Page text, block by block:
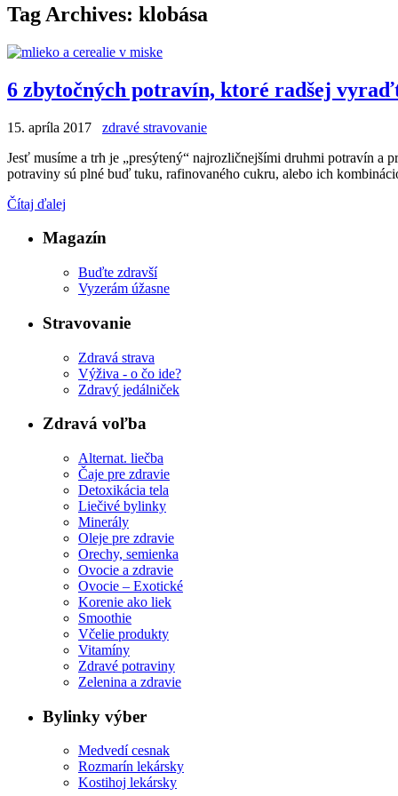
Tag Archives: klobása
6 zbytočných potravín, ktoré radšej
15. apríla 2017
zdravé stravovanie
Jesť musíme a trh je „presýtený“ najrozličnejšími druhmi potravín a
potraviny sú plné buď tuku, rafinovaného cukru, alebo ich
Čítaj ďalej
Magazín
Buďte zdravší
Vyzerám úžasne
Stravovanie
Zdravá strava
Výživa - o čo ide?
Zdravý jedálniček
Zdravá voľba
Alternat. liečba
Čaje pre zdravie
Detoxikácia tela
Liečivé bylinky
Minerály
Oleje pre zdravie
Orechy, semienka
Ovocie a zdravie
Ovocie – Exotické
Korenie ako liek
Smoothie
Včelie produkty
Vitamíny
Zdravé potraviny
Zelenina a zdravie
Bylinky výber
Medvedí cesnak
Rozmarín lekársky
Kostihoj lekársky